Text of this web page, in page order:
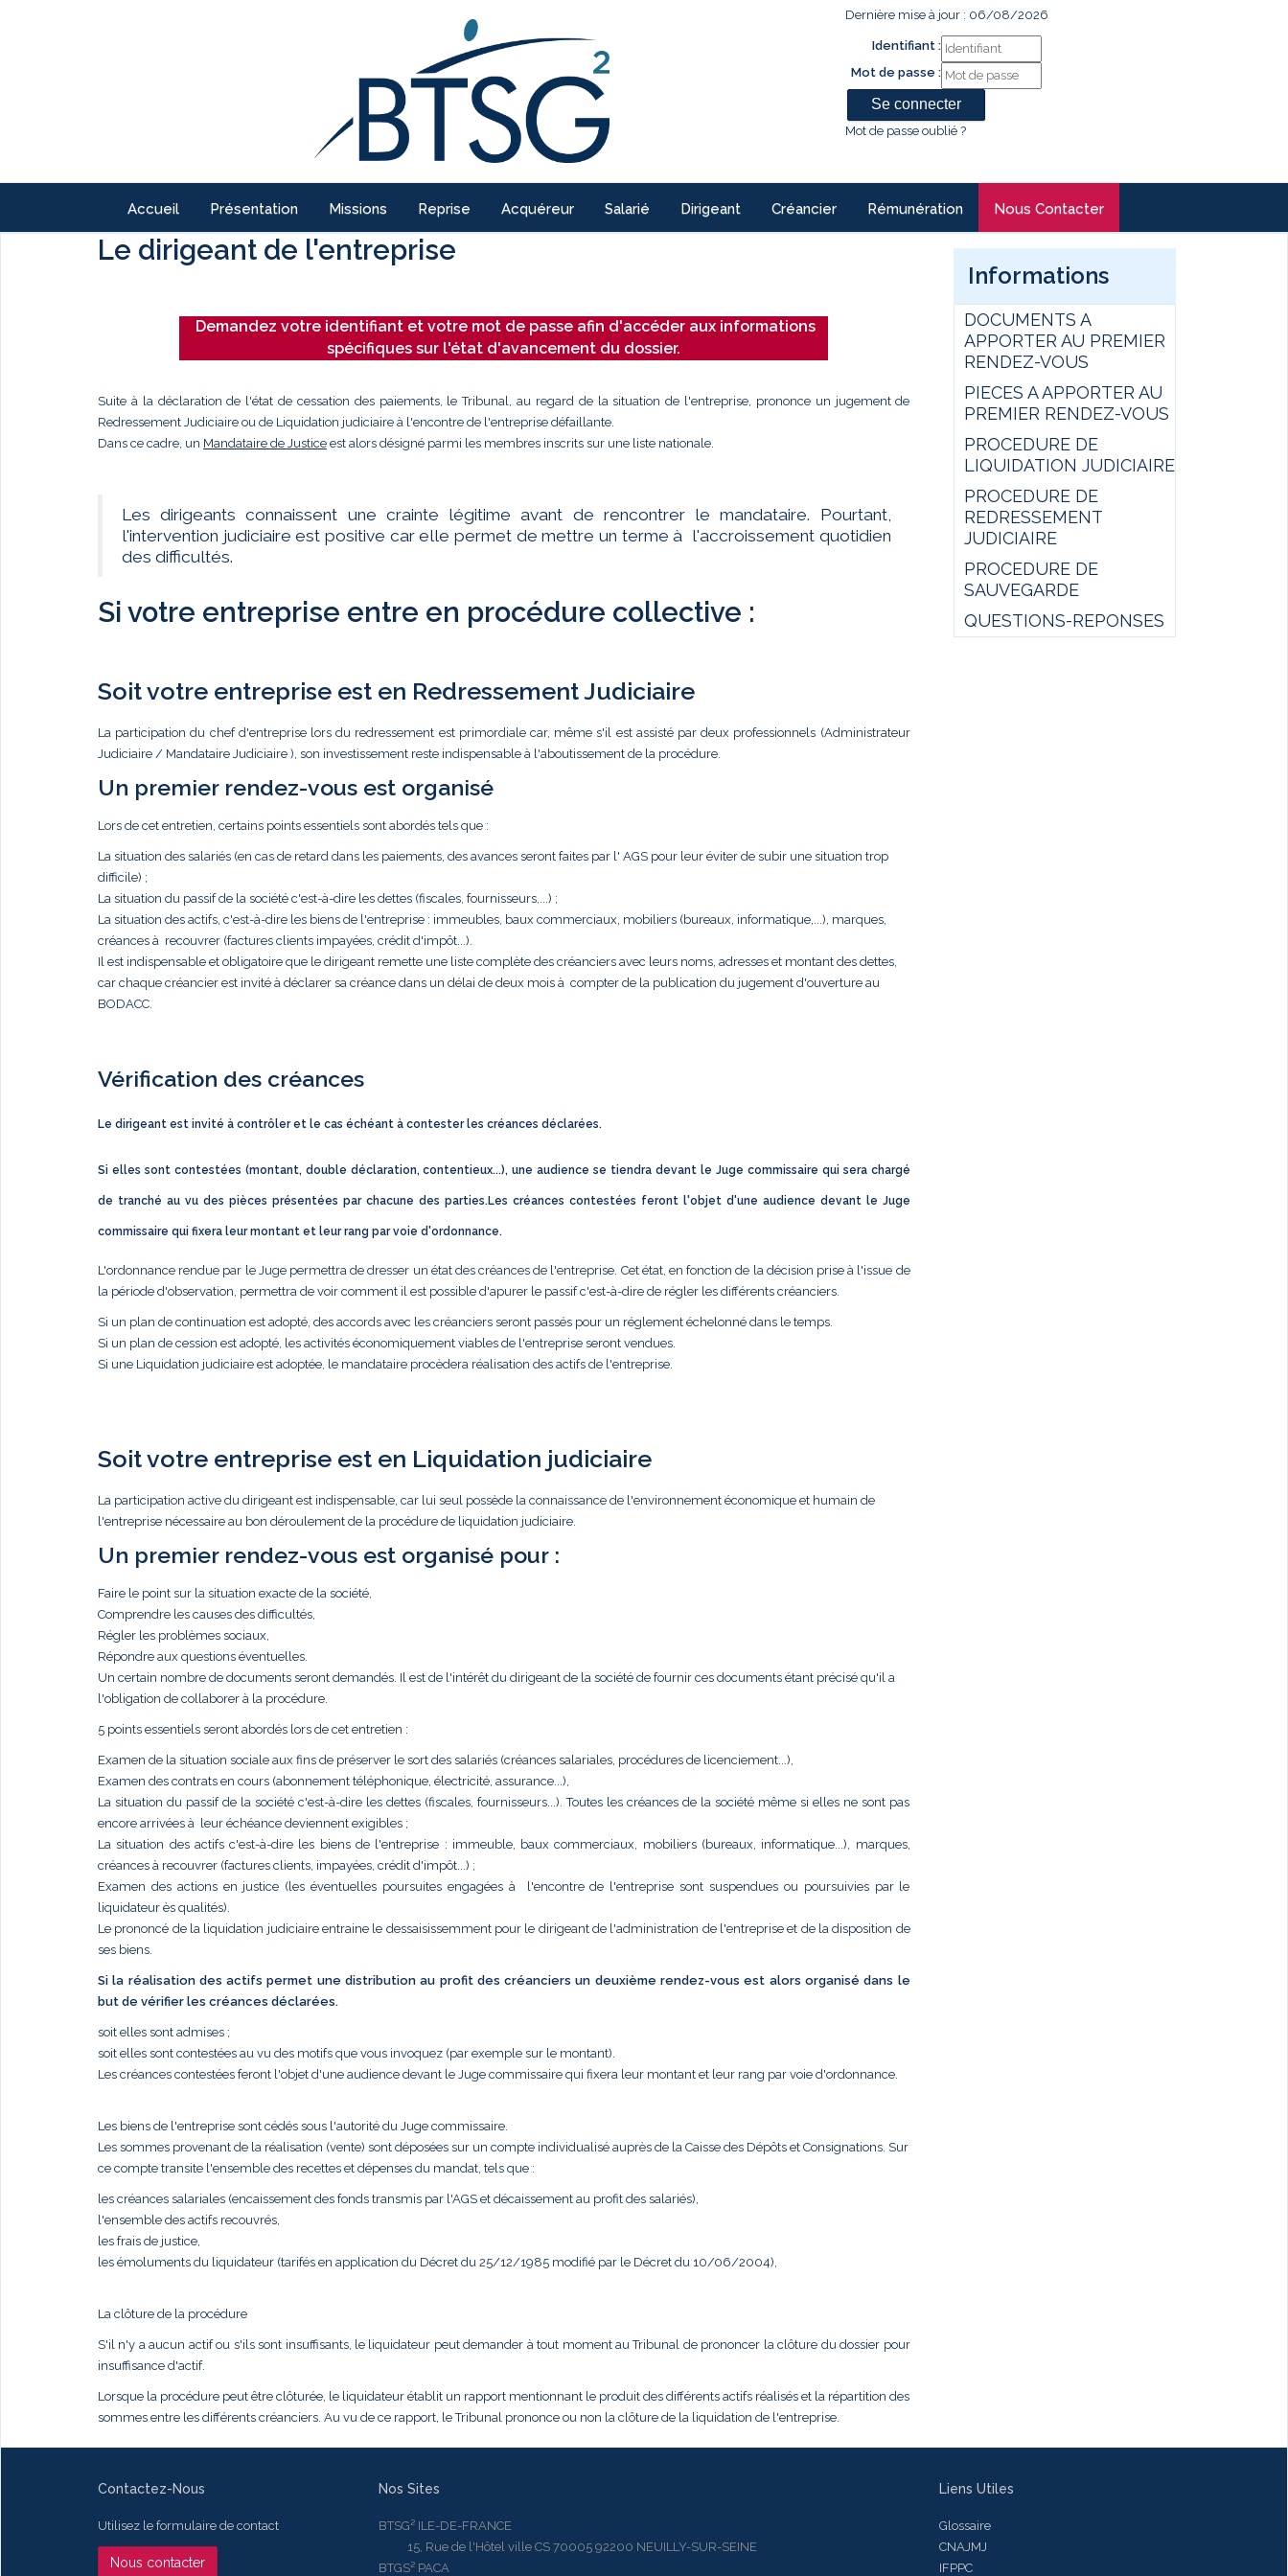
Dernière mise à jour : 06/08/2026
Identifiant :
Mot de passe :
Mot de passe oublié ?
Accueil Présentation Missions Reprise Acquéreur Salarié Dirigeant Créancier Rémunération Nous Contacter
Le dirigeant de l'entreprise
Demandez votre identifiant et votre mot de passe afin d'accéder aux informations
spécifiques sur l'état d'avancement du dossier.
Suite à la déclaration de l'état de cessation des paiements, le Tribunal, au regard de la situation de l'entreprise, prononce un jugement de
Redressement Judiciaire ou de Liquidation judiciaire à l'encontre de l'entreprise défaillante.
Dans ce cadre, un Mandataire de Justice est alors désigné parmi les membres inscrits sur une liste nationale.
Les dirigeants connaissent une crainte légitime avant de rencontrer le mandataire. Pourtant,
l'intervention judiciaire est positive car elle permet de mettre un terme à l'accroissement quotidien
des difficultés.
Si votre entreprise entre en procédure collective :
Soit votre entreprise est en Redressement Judiciaire
La participation du chef d'entreprise lors du redressement est primordiale car, même s'il est assisté par deux professionnels (Administrateur
Judiciaire / Mandataire Judiciaire ), son investissement reste indispensable à l'aboutissement de la procédure.
Un premier rendez-vous est organisé
Lors de cet entretien, certains points essentiels sont abordés tels que :
La situation des salariés (en cas de retard dans les paiements, des avances seront faites par l' AGS pour leur éviter de subir une situation trop
difficile) ;
La situation du passif de la société c'est-à-dire les dettes (fiscales, fournisseurs,...) ;
La situation des actifs, c'est-à-dire les biens de l'entreprise : immeubles, baux commerciaux, mobiliers (bureaux, informatique,...), marques,
créances à recouvrer (factures clients impayées, crédit d'impôt...).
Il est indispensable et obligatoire que le dirigeant remette une liste complète des créanciers avec leurs noms, adresses et montant des dettes,
car chaque créancier est invité à déclarer sa créance dans un délai de deux mois à compter de la publication du jugement d'ouverture au
BODACC.
Vérification des créances
Le dirigeant est invité à contrôler et le cas échéant à contester les créances déclarées.
Si elles sont contestées (montant, double déclaration, contentieux...), une audience se tiendra devant le Juge commissaire qui sera chargé
de tranché au vu des pièces présentées par chacune des parties.Les créances contestées feront l'objet d'une audience devant le Juge
commissaire qui fixera leur montant et leur rang par voie d'ordonnance.
L'ordonnance rendue par le Juge permettra de dresser un état des créances de l'entreprise. Cet état, en fonction de la décision prise à l'issue de
la période d'observation, permettra de voir comment il est possible d'apurer le passif c'est-à-dire de régler les différents créanciers.
Si un plan de continuation est adopté, des accords avec les créanciers seront passés pour un réglement échelonné dans le temps.
Si un plan de cession est adopté, les activités économiquement viables de l'entreprise seront vendues.
Si une Liquidation judiciaire est adoptée, le mandataire procèdera réalisation des actifs de l'entreprise.
Soit votre entreprise est en Liquidation judiciaire
La participation active du dirigeant est indispensable, car lui seul possède la connaissance de l'environnement économique et humain de
l'entreprise nécessaire au bon déroulement de la procédure de liquidation judiciaire.
Un premier rendez-vous est organisé pour :
Faire le point sur la situation exacte de la société,
Comprendre les causes des difficultés,
Régler les problèmes sociaux,
Répondre aux questions éventuelles.
Un certain nombre de documents seront demandés. Il est de l'intérêt du dirigeant de la société de fournir ces documents étant précisé qu'il a
l'obligation de collaborer à la procédure.
5 points essentiels seront abordés lors de cet entretien :
Examen de la situation sociale aux fins de préserver le sort des salariés (créances salariales, procédures de licenciement...),
Examen des contrats en cours (abonnement téléphonique, électricité, assurance...),
La situation du passif de la société c'est-à-dire les dettes (fiscales, fournisseurs...). Toutes les créances de la société même si elles ne sont pas
encore arrivées à leur échéance deviennent exigibles ;
La situation des actifs c'est-à-dire les biens de l'entreprise : immeuble, baux commerciaux, mobiliers (bureaux, informatique...), marques,
créances à recouvrer (factures clients, impayées, crédit d'impôt...) ;
Examen des actions en justice (les éventuelles poursuites engagées à l'encontre de l'entreprise sont suspendues ou poursuivies par le
liquidateur ès qualités).
Le prononcé de la liquidation judiciaire entraine le dessaisissemment pour le dirigeant de l'administration de l'entreprise et de la disposition de
ses biens.
Si la réalisation des actifs permet une distribution au profit des créanciers un deuxième rendez-vous est alors organisé dans le
but de vérifier les créances déclarées.
soit elles sont admises ;
soit elles sont contestées au vu des motifs que vous invoquez (par exemple sur le montant).
Les créances contestées feront l'objet d'une audience devant le Juge commissaire qui fixera leur montant et leur rang par voie d'ordonnance.
Les biens de l'entreprise sont cédés sous l'autorité du Juge commissaire.
Les sommes provenant de la réalisation (vente) sont déposées sur un compte individualisé auprès de la Caisse des Dépôts et Consignations. Sur
ce compte transite l'ensemble des recettes et dépenses du mandat, tels que :
les créances salariales (encaissement des fonds transmis par l'AGS et décaissement au profit des salariés),
l'ensemble des actifs recouvrés,
les frais de justice,
les émoluments du liquidateur (tarifés en application du Décret du 25/12/1985 modifié par le Décret du 10/06/2004),
La clôture de la procédure
S'il n'y a aucun actif ou s'ils sont insuffisants, le liquidateur peut demander à tout moment au Tribunal de prononcer la clôture du dossier pour
insuffisance d'actif.
Lorsque la procédure peut être clôturée, le liquidateur établit un rapport mentionnant le produit des différents actifs réalisés et la répartition des
sommes entre les différents créanciers. Au vu de ce rapport, le Tribunal prononce ou non la clôture de la liquidation de l'entreprise.
Informations
DOCUMENTS A
APPORTER AU PREMIER
RENDEZ-VOUS
PIECES A APPORTER AU
PREMIER RENDEZ-VOUS
PROCEDURE DE
LIQUIDATION JUDICIAIRE
PROCEDURE DE
REDRESSEMENT
JUDICIAIRE
PROCEDURE DE
SAUVEGARDE
QUESTIONS-REPONSES
Contactez-Nous
Utilisez le formulaire de contact
Nous contacter
Nos Sites
BTSG² ILE-DE-FRANCE
15, Rue de l'Hôtel ville CS 70005 92200 NEUILLY-SUR-SEINE
BTGS² PACA
Liens Utiles
Glossaire
CNAJMJ
IFPPC